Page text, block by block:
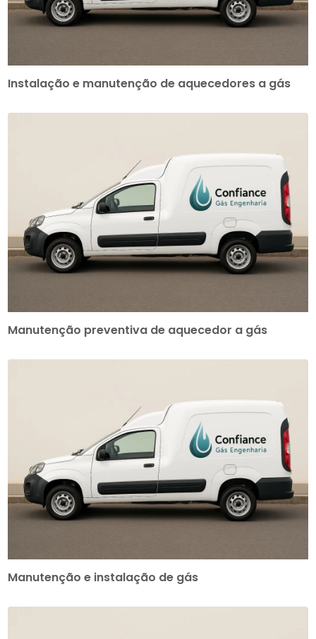
Instalação e manutenção de aquecedores a gás
Manutenção preventiva de aquecedor a gás
Manutenção e instalação de gás